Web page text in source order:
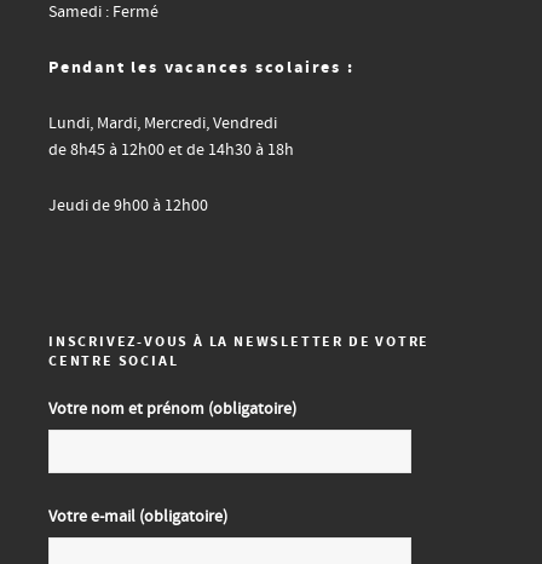
Samedi : Fermé
Pendant les vacances scolaires :
Lundi, Mardi, Mercredi, Vendredi
de 8h45 à 12h00 et de 14h30 à 18h
Jeudi de 9h00 à 12h00
INSCRIVEZ-VOUS À LA NEWSLETTER DE VOTRE
CENTRE SOCIAL
Votre nom et prénom (obligatoire)
Votre e-mail (obligatoire)